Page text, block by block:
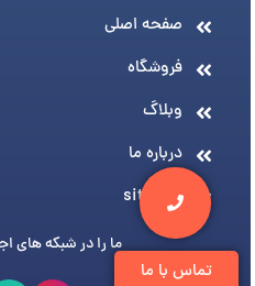
تماس با ما
صفحه اصلی
فروشگاه
وبلاگ
درباره ما
sitemap
ما را در شبکه های